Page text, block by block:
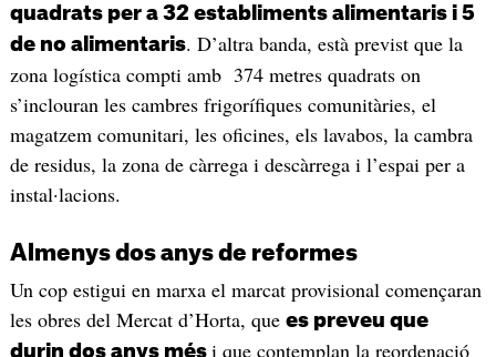
quadrats per a 32 establiments alimentaris i 5
de no alimentaris. D’altra banda, està previst que la
zona logística compti amb 374 metres quadrats on
s’inclouran les cambres frigorífiques comunitàries, el
magatzem comunitari, les oficines, els lavabos, la cambra
de residus, la zona de càrrega i descàrrega i l’espai per a
instal·lacions.
Almenys dos anys de reformes
Un cop estigui en marxa el marcat provisional començaran
les obres del Mercat d’Horta, que es preveu que
durin dos anys més i que contemplan la reordenació